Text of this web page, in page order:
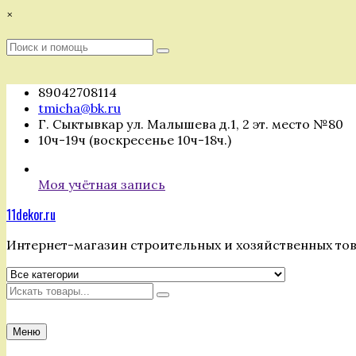
Перейти
содержимому
×
Поиск
Поиск
89042708114
tmicha@bk.ru
Г. Сыктывкар ул. Малышева д.1, 2 эт. место №80
10ч-19ч (воскресенье 10ч-18ч.)
Моя учётная запись
11dekor.ru
Интернет-магазин строительных и хозяйственных
Искать
Меню